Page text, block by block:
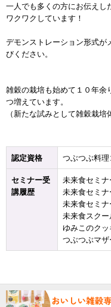
一人でも多くの方にお伝えし
ワクワクしています！
デモンストレーション形式が
びください。
雑穀の栽培も始めて１０年余
つ増えています。
（新たな試みとして雑穀栽培
認定資格 つぶつぶ料理
セミナー受
講履歴
未来食セミ
未来食セミ
未来食セミ
未来食スクー
ゆみこのク
つぶつぶマ